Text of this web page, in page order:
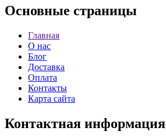
Основные страницы
Главная
О нас
Блог
Доставка
Оплата
Контакты
Карта сайта
Контактная информация